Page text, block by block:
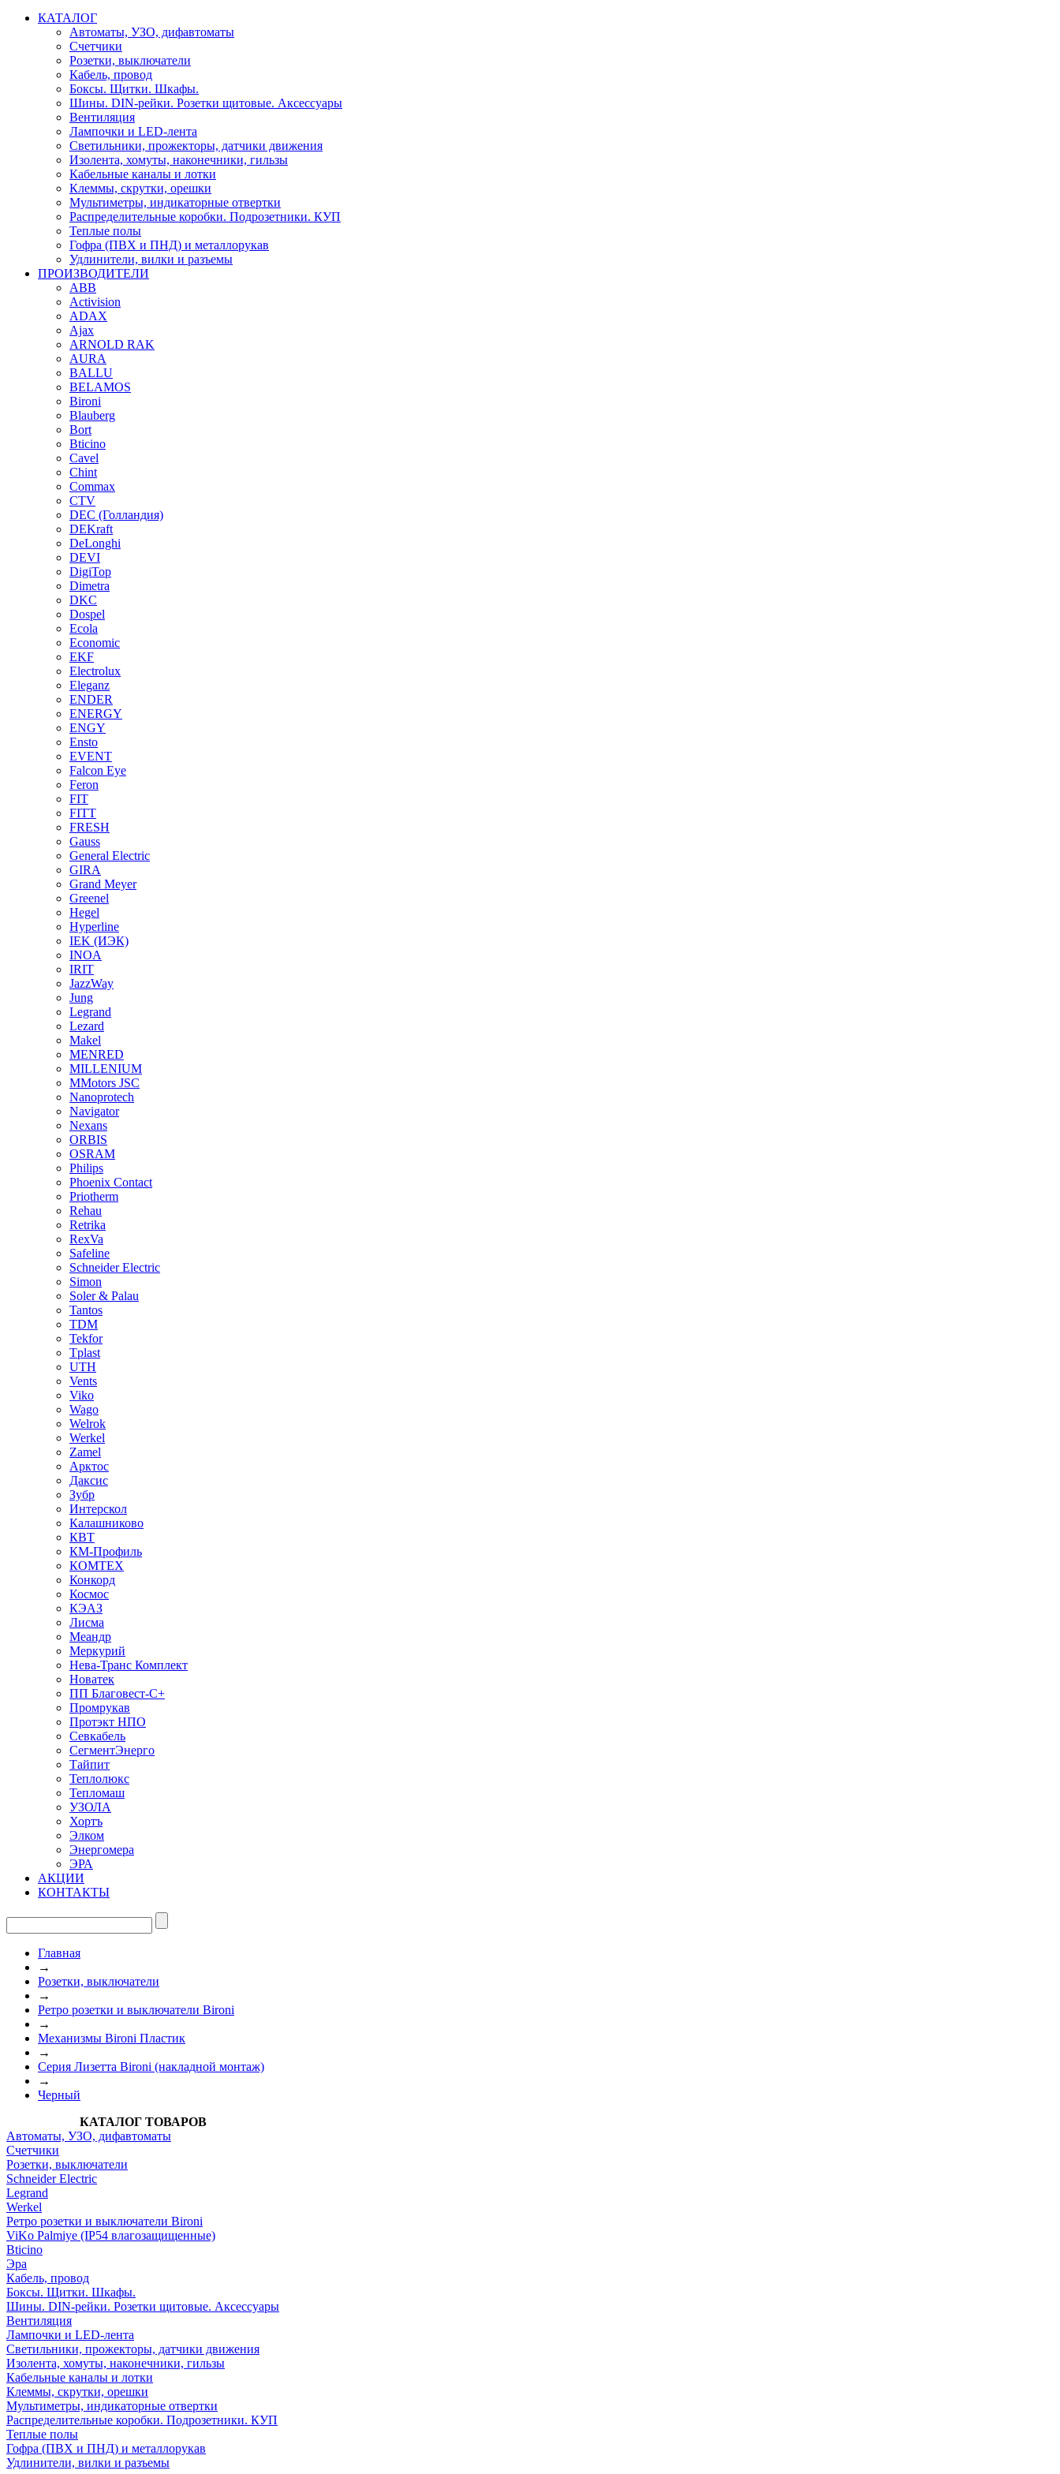
КАТАЛОГ
Автоматы, УЗО, дифавтоматы
Счетчики
Розетки, выключатели
Кабель, провод
Боксы. Щитки. Шкафы.
Шины. DIN-рейки. Розетки щитовые. Аксессуары
Вентиляция
Лампочки и LED-лента
Светильники, прожекторы, датчики движения
Изолента, хомуты, наконечники, гильзы
Кабельные каналы и лотки
Клеммы, скрутки, орешки
Мультиметры, индикаторные отвертки
Распределительные коробки. Подрозетники. КУП
Теплые полы
Гофра (ПВХ и ПНД) и металлорукав
Удлинители, вилки и разъемы
ПРОИЗВОДИТЕЛИ
ABB
Activision
ADAX
Ajax
ARNOLD RAK
AURA
BALLU
BELAMOS
Bironi
Blauberg
Bort
Bticino
Cavel
Chint
Commax
CTV
DEC (Голландия)
DEKraft
DeLonghi
DEVI
DigiTop
Dimetra
DKC
Dospel
Ecola
Economic
EKF
Electrolux
Eleganz
ENDER
ENERGY
ENGY
Ensto
EVENT
Falcon Eye
Feron
FIT
FITT
FRESH
Gauss
General Electric
GIRA
Grand Meyer
Greenel
Hegel
Hyperline
IEK (ИЭК)
INOA
IRIT
JazzWay
Jung
Legrand
Lezard
Makel
MENRED
MILLENIUM
MMotors JSC
Nanoprotech
Navigator
Nexans
ORBIS
OSRAM
Philips
Phoenix Contact
Priotherm
Rehau
Retrika
RexVa
Safeline
Schneider Electric
Simon
Soler & Palau
Tantos
TDM
Tekfor
Tplast
UTH
Vents
Viko
Wago
Welrok
Werkel
Zamel
Арктос
Даксис
Зубр
Интерскол
Калашниково
КВТ
КМ-Профиль
КОМТЕХ
Конкорд
Космос
КЭАЗ
Лисма
Меандр
Меркурий
Нева-Транс Комплект
Новатек
ПП Благовест-С+
Промрукав
Протэкт НПО
Севкабель
СегментЭнерго
Тайпит
Теплолюкс
Тепломаш
УЗОЛА
Хортъ
Элком
Энергомера
ЭРА
АКЦИИ
КОНТАКТЫ
Главная
→
Розетки, выключатели
→
Ретро розетки и выключатели Bironi
→
Механизмы Bironi Пластик
→
Серия Лизетта Bironi (накладной монтаж)
→
Черный
КАТАЛОГ ТОВАРОВ
Автоматы, УЗО, дифавтоматы
Счетчики
Розетки, выключатели
Schneider Electric
Legrand
Werkel
Ретро розетки и выключатели Bironi
ViKo Palmiye (IP54 влагозащищенные)
Bticino
Эра
Кабель, провод
Боксы. Щитки. Шкафы.
Шины. DIN-рейки. Розетки щитовые. Аксессуары
Вентиляция
Лампочки и LED-лента
Светильники, прожекторы, датчики движения
Изолента, хомуты, наконечники, гильзы
Кабельные каналы и лотки
Клеммы, скрутки, орешки
Мультиметры, индикаторные отвертки
Распределительные коробки. Подрозетники. КУП
Теплые полы
Гофра (ПВХ и ПНД) и металлорукав
Удлинители, вилки и разъемы